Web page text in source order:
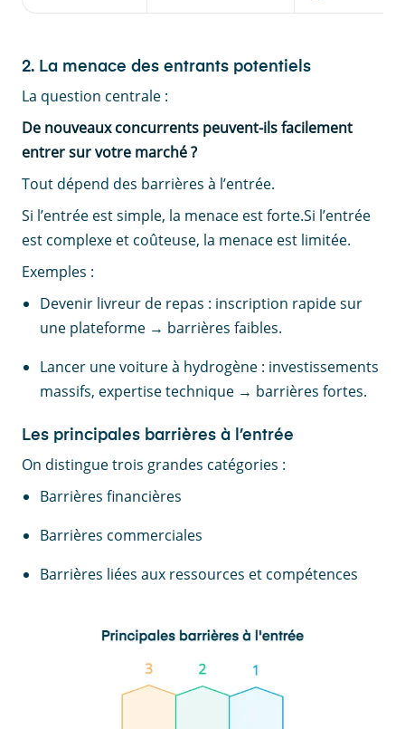
2. La menace des entrants potentiels
La question centrale :
De nouveaux concurrents peuvent-ils facilement
entrer sur votre marché ?
Tout dépend des barrières à l’entrée.
Si l’entrée est simple, la menace est forte.Si l’entrée
est complexe et coûteuse, la menace est limitée.
Exemples :
Devenir livreur de repas : inscription rapide sur
une plateforme → barrières faibles.
Lancer une voiture à hydrogène : investissements
massifs, expertise technique → barrières fortes.
Les principales barrières à l’entrée
On distingue trois grandes catégories :
Barrières financières
Barrières commerciales
Barrières liées aux ressources et compétences